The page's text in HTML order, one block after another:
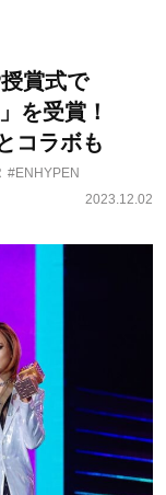
賞式で
を受賞！
コラボも
#ENHYPEN
2023.12.02